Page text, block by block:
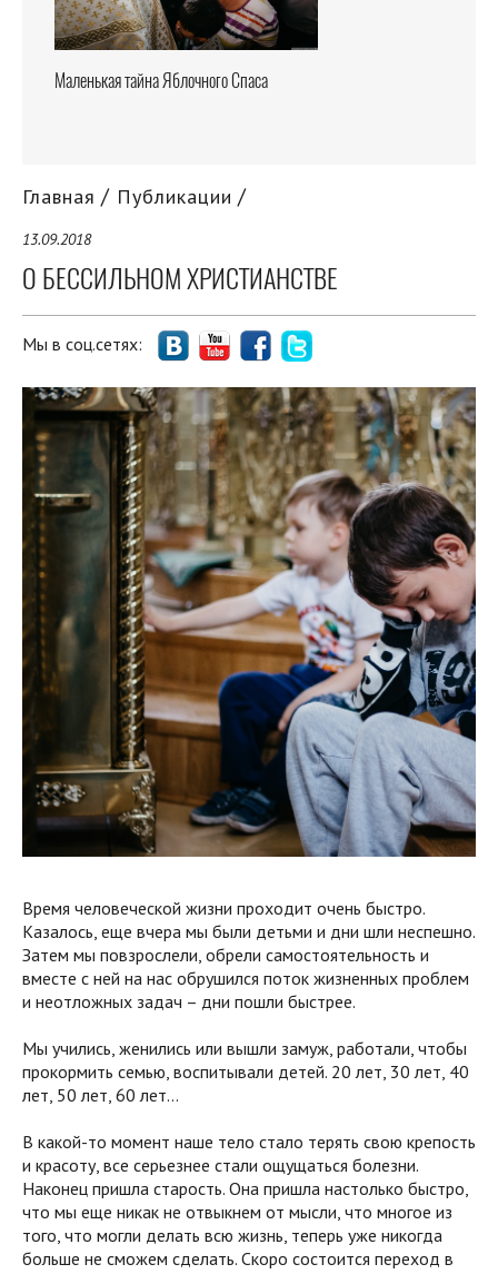
Маленькая тайна Яблочного Спаса
Главная Публикации
13.09.2018
О БЕССИЛЬНОМ ХРИСТИАНСТВЕ
Мы в соц.сетях:
Время человеческой жизни проходит очень быстро.
Казалось, еще вчера мы были детьми и дни шли неспешно.
Затем мы повзрослели, обрели самостоятельность и
вместе с ней на нас обрушился поток жизненных проблем
и неотложных задач – дни пошли быстрее.
Мы учились, женились или вышли замуж, работали, чтобы
прокормить семью, воспитывали детей. 20 лет, 30 лет, 40
лет, 50 лет, 60 лет…
В какой-то момент наше тело стало терять свою крепость
и красоту, все серьезнее стали ощущаться болезни.
Наконец пришла старость. Она пришла настолько быстро,
что мы еще никак не отвыкнем от мысли, что многое из
того, что могли делать всю жизнь, теперь уже никогда
больше не сможем сделать. Скоро состоится переход в